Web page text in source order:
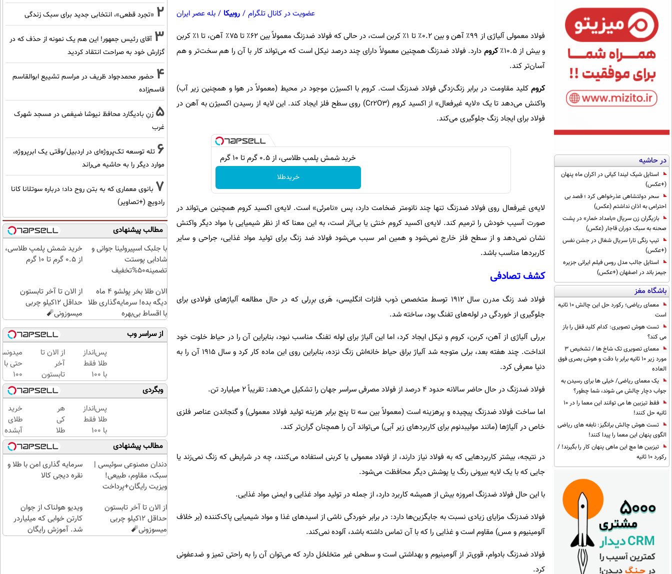
در حاشیه
استایل شیک لیندا کیانی در اکران ماه پنهان
(+عکس)
سحر دولتشاهی عذرخواهی کرد ؛ قصد بی
احترامی به اذان نداشتم (عکس)
بازیگران زن سریال «بامداد خمار» در پشت
صحنه به سبک دوران قاجار (عکس)
تیپ رنگی تارا سریال شغال در جشن نفس
(+عکس)
استایل جالب مدل روس فیلم ایرانی جزیره
جیمز باند در اصفهان (+عکس)
باشگاه مغز
معمای ریاضی؛ رکورد حل این چالش 10 ثانیه
است
تست هوش تصویری: کدام کلید قفل را باز
می کند؟
معمای تصویری تک شاخ ها / تشخیص 3
مورد زیر 10 ثانیه برابر با دقت و هوش بصری فوق
العاده
یک معمای ریاضی/ خیلی ها برای رسیدن به
جواب دچار چالش می شوند، شما چطور؟
فقط تیزبین ها می توانند این معما را در 10
ثانیه حل کنند!
تست هوش چالش برانگیز: نابغه های ریاضی
الگوی پنهان این معما را پیدا کنند!
تیزبین ها مچ این ماهی پنهان کار را بگیرند! /
رکورد 10 ثانیه
عضویت در کانال تلگرام / روبیکا / بله عصر ایران
فولاد معمولی آلیاژی از ۹۹٪ آهن و بین ۰.۲٪ تا ۱٪ کربن است، در حالی که فولاد ضدزنگ معمولاً بین ۶۲٪ تا ۷۵٪ آهن، تا ۱٪ کربن
و بیش از ۱۰.۵٪
کروم دارد. فولاد ضدزنگ همچنین معمولاً دارای چند درصد نیکل است که می‌تواند کار با آن را هم سخت‌تر و هم
آسان‌تر کند.
کرومکلید مقاومت در برابر زنگ‌زدگی فولاد ضدزنگ است. کروم با اکسیژن موجود در محیط (معمولاً در هوا و همچنین زیر آب)
واکنش می‌دهد تا یک «لایه غیرفعال» از اکسید کروم (Cr2O3) روی سطح فلز ایجاد کند. این لایه از رسیدن اکسیژن به آهن در
فولاد برای ایجاد زنگ جلوگیری می‌کند.
خرید شمش پلمپ طلاسی، از ۰.۵ گرم تا ۱۰ گرم
خریدطلا
لایه‌ی غیرفعال روی فولاد ضدزنگ تنها چند نانومتر ضخامت دارد، پس «نامرئی» است. لایه‌ی اکسید کروم همچنین می‌تواند در
صورت آسیب خودش را ترمیم کند. لایه‌ی اکسید کروم خنثی یا بی‌اثر است، به این معنا که از نظر شیمیایی با مواد دیگر واکنش
نشان نمی‌دهد و از سطح فلز خارج نمی‌شود و همین امر سبب می‌شود فولاد ضد زنگ برای تولید مواد غذایی، جراحی و سایر
کاربردها مناسب باشد.
کشف تصادفی
فولاد ضد زنگ مدرن سال ۱۹۱۲ توسط متخصص ذوب فلزات انگلیسی، هَری برِرلی که در حال مطالعه آلیاژهای فولادی برای
جلوگیری از خوردگی در لوله‌های تفنگ بود، ساخته شد.
بررلی آلیاژی از آهن، کربن، کروم و نیکل ایجاد کرد، اما این آلیاژ برای لوله تفنگ مناسب نبود، بنابراین آن را در حیاط خلوت خود
انداخت. چند هفته بعد، برلی متوجه شد آلیاژ براق حیاط خانه‌اش زنگ نزده، بنابراین روی این ماده کار کرد و سال ۱۹۱۵ آن را به
دنیا معرفی کرد.
فولاد ضدزنگ در حال حاضر سالانه حدود ۴ درصد از فولاد مصرفی سراسر جهان را تشکیل می‌دهد: تقریباً ۲ میلیارد تن.
اما ساخت فولاد ضدزنگ پیچیده و پرهزینه است (معمولاً بین سه تا پنج برابر هزینه تولید فولاد معمولی) و گنجاندن عناصر فلزی
خاص در آلیاژها (مانند مولیبدنوم برای کاربردهای زیر آبی) می‌تواند آن را همچنان گران‌تر کند.
در نتیجه، بیشتر کاربردهایی که به فولاد نیاز دارند، از فولاد معمولی یا کربنی استفاده می‌کنند، چه در شرایطی که زنگ نمی‌زند یا
جایی که با یک لایه بیرونی رنگ یا پوشش دیگر محافظت می‌شود.
با این حال فولاد ضدزنگ امروزه بیش از همیشه کاربرد دارد، از جمله در تولید مواد غذایی و ایمنی مواد غذایی.
فولاد ضدزنگ مزایای زیادی نسبت به جایگزین‌ها دارد: در برابر خوردگی ناشی از اسیدهای غذا و مواد شیمیایی پاک‌کننده (بر خلاف
آلومینیوم و مس) مقاوم است و غذایی را که با آن تماس داشته باشد، آلوده نمی‌کند.
فولاد ضدزنگ بادوام، قوی‌تر از آلومینیوم و بهداشتی است و سطحی غیر متخلخل دارد که می‌توان آن را به راحتی تمیز و ضدعفونی
کرد.
2 «تجرد قطعی»، انتخابی جدید برای سبک زندگی
3 آقای رئیس جمهور! این هم یک نمونه از حذف که در
گزارش خود به صراحت انتقاد کردید
4 حضور محمدجواد ظریف در مراسم تشییع ابوالقاسم
قاسم‌زاده
5 زنِ بادیگارد محافظ نیوشا ضیغمی در مسجد شهرک
غرب
6 تله توسعه تک‌پروژه‌ای در اردبیل/وقتی یک ابرپروژه،
موارد دیگر را به حاشیه می‌راند
7 بانوی معماری که به بتن روح داد؛ درباره سوتلانا کانا
رادویچ (+تصاویر)
مطالب پیشنهادی
با جلبک اسپیرولینا جوانی و
شادابی پوستت
تضمینه50%تخفیف
خرید شمش پلمپ طلاسی،
از ۰.۵ گرم تا ۱۰ گرم
الان طلا بخر پولشو 4 ماه
دیگه بده! سرمایه‌گذاری طلا
با اقساط بی‌بهره
از الان تا آخر تابستون
حداقل 12کیلو چربی
میسوزونی🧨
از سراسر وب
پس‌انداز
طلا فقط
با ۱۰۰
هزارتومان
(امن و
راحت)
از الان تا
آخر
تابستون
حداقل
12کیلو
چربی
میسوزونی
🧨
حتی با
۱۰۰
هم
میتونی
طلا
بخری؟
وبگردی
پس‌انداز
طلا فقط
با ۱۰۰
هزارتومان
(امن و
راحت)
هر
کی
طلا
داره،
غم
نداره!
😊💎
چند
کلیک)
خرید
طلای
آبشده
حتی با
۱۰۰هزارتومان
مطالب پیشنهادی
دندان مصنوعی سوئیسی |
سبک، مقاوم، طبیعی!
ویزیت رایگان+پرداخت
سرمایه گذاری امن با طلا و
نقره دیجی کالا
از الان تا آخر تابستون
حداقل 12کیلو چربی
میسوزونی🧨
ویدیو هولناک از جوان
کارتن خوابی که میلیاردر
شد. آموزش رایگان